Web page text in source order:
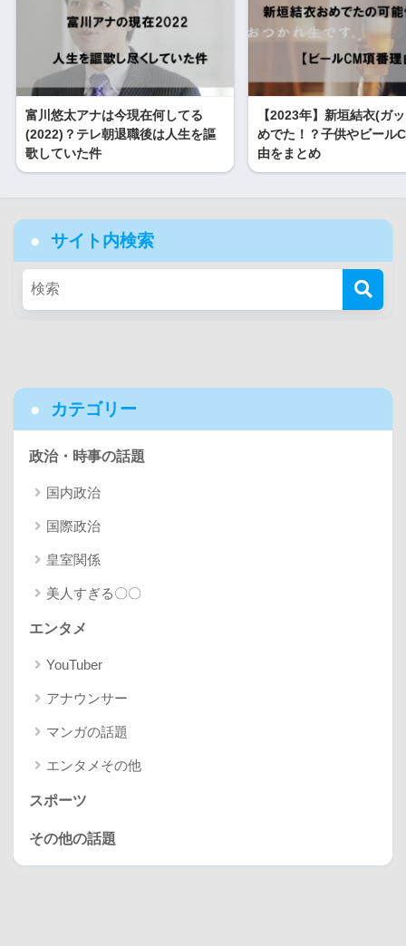
富川悠太アナは今現在何してる
(2022)？テレ朝退職後は人生を謳
歌していた件
【2023年】新垣結衣(ガ
めでた！？子供やビール
由をまとめ
サイト内検索
カテゴリー
政治・時事の話題
国内政治
国際政治
皇室関係
美人すぎる〇〇
エンタメ
YouTuber
アナウンサー
マンガの話題
エンタメその他
スポーツ
その他の話題